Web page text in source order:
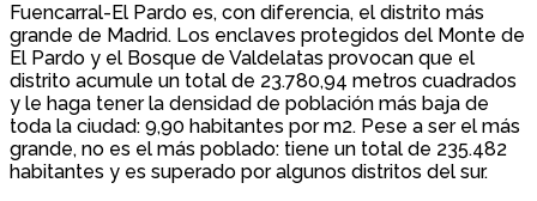
Fuencarral-El Pardo es, con diferencia, el distrito más
grande de Madrid. Los enclaves protegidos del Monte de
El Pardo y el Bosque de Valdelatas provocan que el
distrito acumule un total de 23.780,94 metros cuadrados
y le haga tener la densidad de población más baja de
toda la ciudad: 9,90 habitantes por m2. Pese a ser el más
grande, no es el más poblado: tiene un total de 235.482
habitantes y es superado por algunos distritos del sur.